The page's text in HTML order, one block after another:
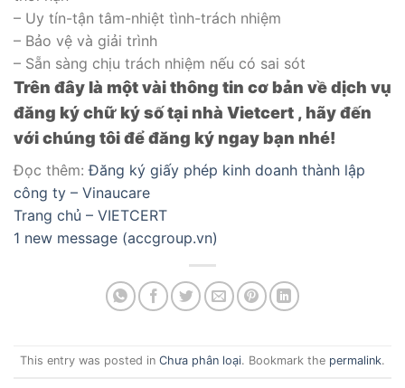
– Uy tín-tận tâm-nhiệt tình-trách nhiệm
– Bảo vệ và giải trình
– Sẵn sàng chịu trách nhiệm nếu có sai sót
Trên đây là một vài thông tin cơ bản về dịch vụ
đăng ký chữ ký số tại nhà Vietcert , hãy đến
với chúng tôi để đăng ký ngay bạn nhé!
Đọc thêm:Đăng ký giấy phép kinh doanh thành lập
công ty – Vinaucare
Trang chủ – VIETCERT
1 new message (accgroup.vn)
This entry was posted in Chưa phân loại. Bookmark the permalink.